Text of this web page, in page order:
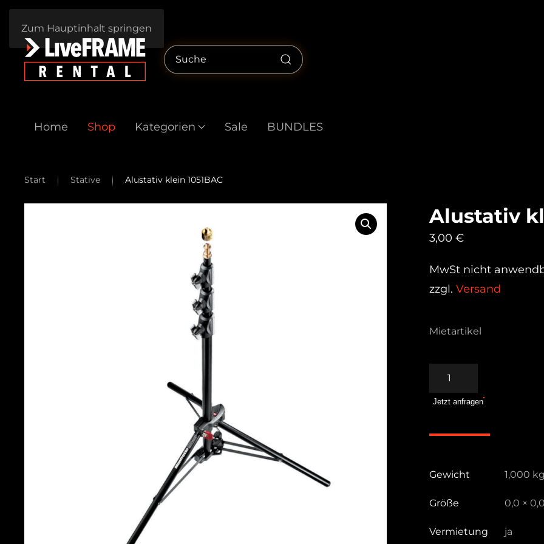
Zum Hauptinhalt springen
Home Shop Kategorien Sale BUNDLES
Start Stative Alustativ klein 1051BAC
Alustativ
3,00 €
MwSt nicht
zzgl. Versand
Mietartikel
1051BAC
Jetzt anfragen
Gewicht 1,000 kg
Größe 0,0 ×
Vermietung ja